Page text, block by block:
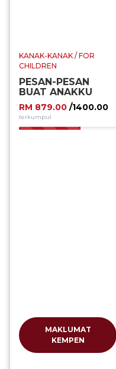
KANAK-KANAK / FOR
CHILDREN
PESAN-PESAN
BUAT ANAKKU
RM 879.00 /1400.00
terkumpul
62.79%
MAKLUMAT
KEMPEN